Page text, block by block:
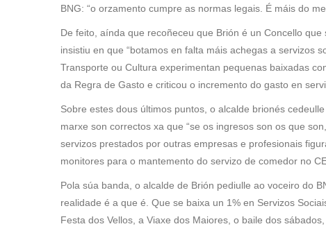
BNG: “o orzamento cumpre as normas legais. É máis do
De feito, aínda que recoñeceu que Brión é un Concello
insistiu en que “botamos en falta máis achegas a servizos
Transporte ou Cultura experimentan pequenas baixadas
da Regra de Gasto e criticou o incremento do gasto en
Sobre estes dous últimos puntos, o alcalde brionés
marxe son correctos xa que “se os ingresos son os que
servizos prestados por outras empresas e profesionais
monitores para o mantemento do servizo de comedor no
Pola súa banda, o alcalde de Brión pediulle ao voceiro do
realidade é a que é. Que se baixa un 1% en Servizos
Festa dos Vellos, a Viaxe dos Maiores, o baile dos